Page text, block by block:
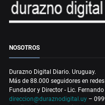
NOSOTROS
Durazno Digital Diario. Uruguay.
Más de 88.000 seguidores en
Fundador y Director - Lic.
direccion@duraznodigital.uy –